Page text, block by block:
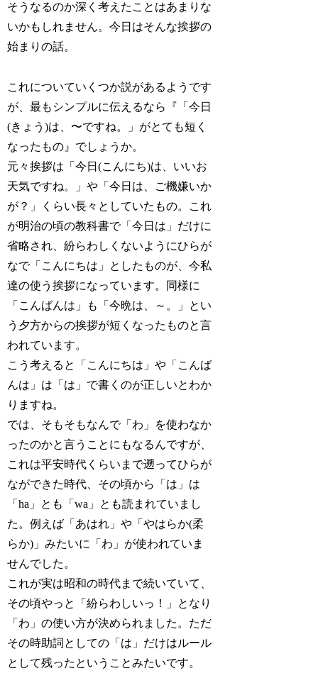
そうなるのか深く考えたことはあまりな
いかもしれません。今日はそんな挨拶の
始まりの話。
これについていくつか説があるようです
が、最もシンプルに伝えるなら『「今日
(きょう)は、〜ですね。」がとても短く
なったもの』でしょうか。
元々挨拶は「今日(こんにち)は、いいお
天気ですね。」や「今日は、ご機嫌いか
が？」くらい長々としていたもの。これ
が明治の頃の教科書で「今日は」だけに
省略され、紛らわしくないようにひらが
なで「こんにちは」としたものが、今私
達の使う挨拶になっています。同様に
「こんばんは」も「今晩は、～。」とい
う夕方からの挨拶が短くなったものと言
われています。
こう考えると「こんにちは」や「こんば
んは」は「は」で書くのが正しいとわか
りますね。
では、そもそもなんで「わ」を使わなか
ったのかと言うことにもなるんですが、
これは平安時代くらいまで遡ってひらが
なができた時代、その頃から「は」は
「ha」とも「wa」とも読まれていまし
た。例えば「あはれ」や「やはらか(柔
らか)」みたいに「わ」が使われていま
せんでした。
これが実は昭和の時代まで続いていて、
その頃やっと「紛らわしいっ！」となり
「わ」の使い方が決められました。ただ
その時助詞としての「は」だけはルール
として残ったということみたいです。